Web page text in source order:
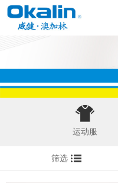
运动服
筛选